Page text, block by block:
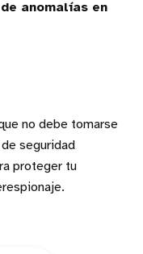
anomalías en
no debe tomarse
seguridad
proteger tu